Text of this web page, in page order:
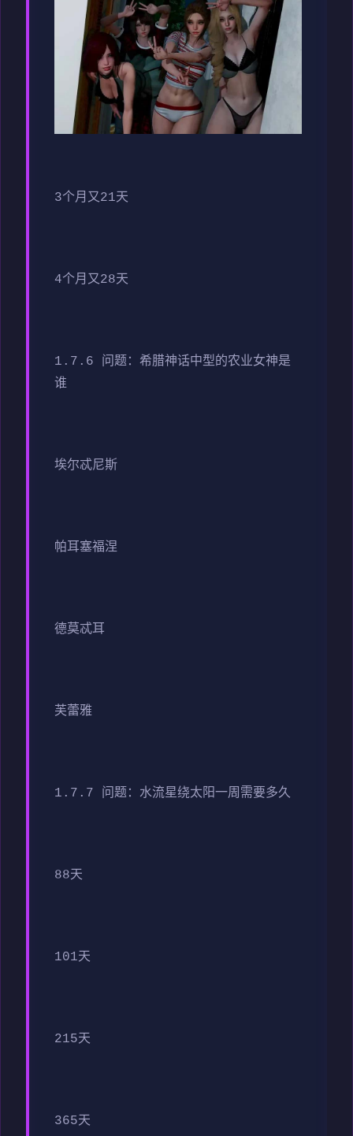
3个月又21天
4个月又28天
1.7.6 问题：希腊神话中型的农业女神是
谁
埃尔忒尼斯
帕耳塞福涅
德莫忒耳
芙蕾雅
1.7.7 问题：水流星绕太阳一周需要多久
88天
101天
215天
365天